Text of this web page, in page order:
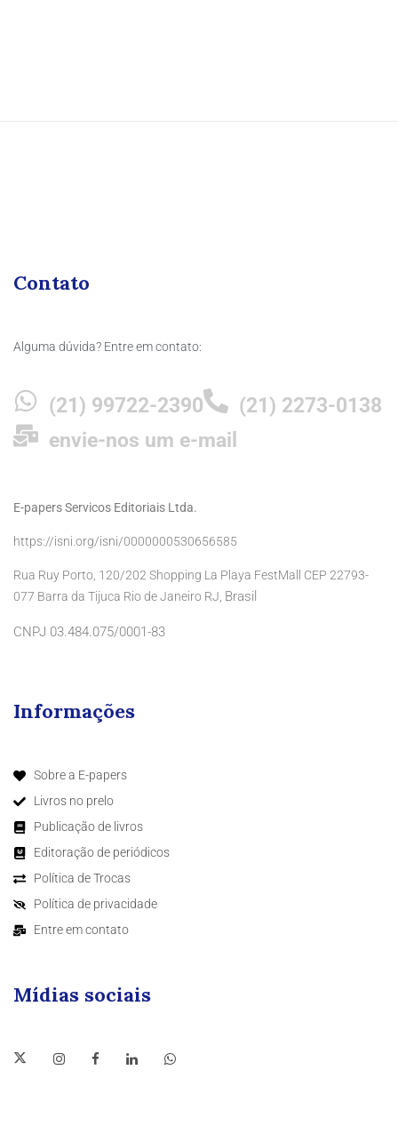
Contato
Alguma dúvida? Entre em contato:
(21) 99722-2390
(21) 2273-0138
envie-nos um e-mail
E-papers Servicos Editoriais Ltda.
https://isni.org/isni/0000000530656585
Rua Ruy Porto, 120/202 Shopping La Playa FestMall CEP 22793-
077 Barra da Tijuca Rio de Janeiro RJ, Brasil
CNPJ 03.484.075/0001-83
Informações
Sobre a E-papers
Livros no prelo
Publicação de livros
Editoração de periódicos
Política de Trocas
Política de privacidade
Entre em contato
Mídias sociais